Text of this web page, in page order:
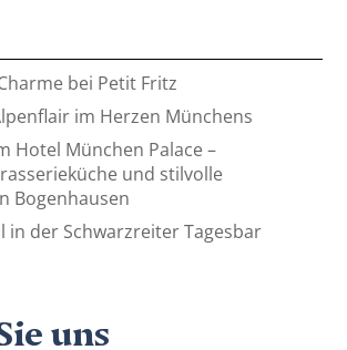
bei Petit Fritz
im Herzen Münchens
Hotel München Palace –
und stilvolle
Bogenhausen
in der Schwarzreiter Tagesbar
uns